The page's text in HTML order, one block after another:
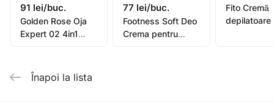
91 lei/buc.
Golden Rose Oja
Expert 02 4in1
77 lei/buc.
Footness Soft Deo
Crema pentru
Fito Cremă
depilatoare
Înapoi la lista